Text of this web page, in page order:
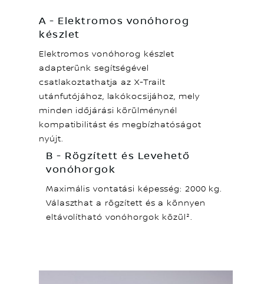
A - Elektromos vonóhorog
készlet
Elektromos vonóhorog készlet
adapterünk segítségével
csatlakoztathatja az X-Trailt
utánfutójához, lakókocsijához, mely
minden időjárási körülménynél
kompatibilitást és megbízhatóságot
nyújt.
B - Rögzített és Levehető
vonóhorgok
Maximális vontatási képesség: 2000 kg.
Választhat a rögzített és a könnyen
eltávolítható vonóhorgok közül².